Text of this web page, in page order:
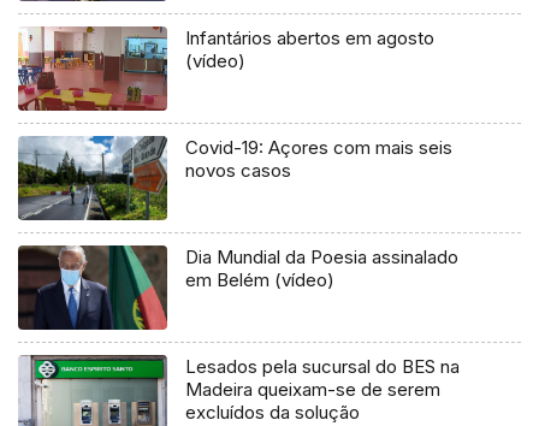
Infantários abertos em agosto
(vídeo)
Covid-19: Açores com mais seis
novos casos
Dia Mundial da Poesia assinalado
em Belém (vídeo)
Lesados pela sucursal do BES na
Madeira queixam-se de serem
excluídos da solução